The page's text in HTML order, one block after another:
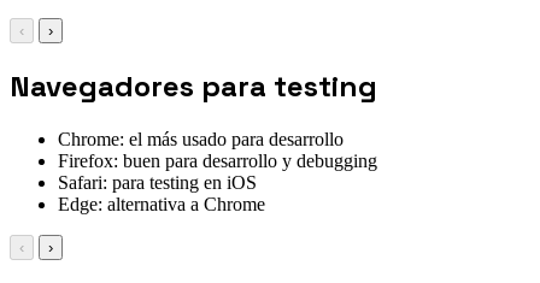
‹ ›
Navegadores para testing
Chrome: el más usado para desarrollo
Firefox: buen para desarrollo y debugging
Safari: para testing en iOS
Edge: alternativa a Chrome
‹ ›